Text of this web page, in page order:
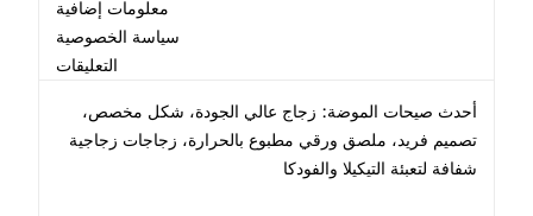
معلومات إضافية
سياسة الخصوصية
التعليقات
أحدث صيحات الموضة: زجاج عالي الجودة، شكل مخصص،
تصميم فريد، ملصق ورقي مطبوع بالحرارة، زجاجات زجاجية
شفافة لتعبئة التيكيلا والفودكا